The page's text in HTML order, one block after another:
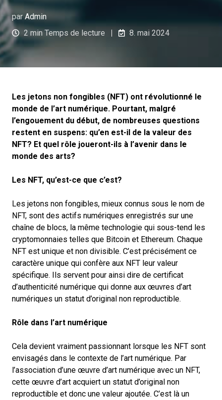
parAdmin
2 min Temps de lecture
8. mai 2024
Les jetons non fongibles (NFT) ont révolutionné le
monde de l’art numérique. Pourtant, malgré
l’engouement du début, de nombreuses questions
restent en suspens: qu’en est-il de la valeur des
NFT? Et quel rôle joueront-ils à l’avenir dans le
monde des arts?
Les NFT, qu’est-ce que c’est?
Les jetons non fongibles, mieux connus sous le nom de
NFT, sont des actifs numériques enregistrés sur une
chaîne de blocs, la même technologie qui sous-tend les
cryptomonnaies telles que Bitcoin et Ethereum. Chaque
NFT est unique et non divisible. C’est précisément ce
caractère unique qui confère aux NFT leur valeur
spécifique. Ils servent pour ainsi dire de certificat
d’authenticité numérique qui donne aux œuvres d’art
numériques un statut d’original non reproductible.
Rôle dans l’art numérique
Cela devient vraiment passionnant lorsque les NFT sont
envisagés dans le contexte de l’art numérique. Par
l’association d’une œuvre d’art numérique avec un NFT,
cette œuvre d’art acquiert un statut d’original non
reproductible et donc une valeur ajoutée. C’est là un